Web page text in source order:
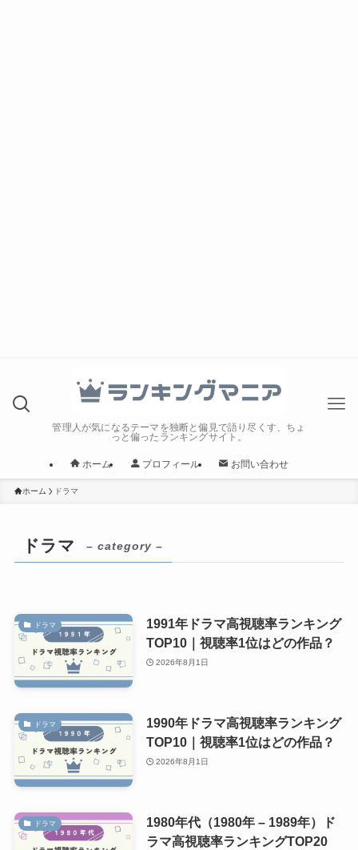
管理人が気になるテーマを独断と偏見で語り尽くす、ちょ
っと偏ったランキングサイト。
ホーム プロフィール お問い合わせ
ホーム ドラマ
ドラマ – category –
ドラマ
1991年ドラマ高視聴率ランキング
TOP10｜視聴率1位はどの作品？
2026年8月1日
ドラマ
1990年ドラマ高視聴率ランキング
TOP10｜視聴率1位はどの作品？
2026年8月1日
ドラマ
1980年代（1980年 – 1989年）ド
ラマ高視聴率ランキングTOP20